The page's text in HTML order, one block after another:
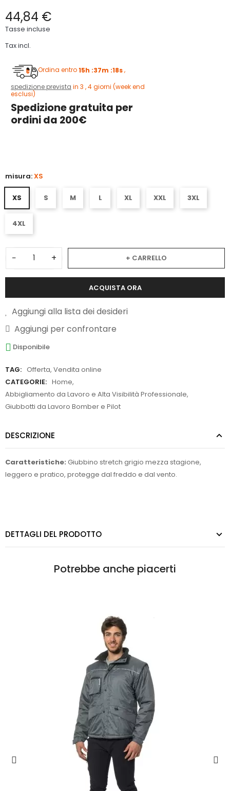
44,84 €
Tasse incluse
Tax incl.
Ordina entro15h :37m :17s,
spedizione prevista in 3 , 4 giorni (week end
esclusi)
Spedizione gratuita per
ordini da 200€
misura:XS
XS S M L XL XXL 3XL
4XL
− + + CARRELLO
ACQUISTA ORA
Aggiungi alla lista dei desideri
Aggiungi per confrontare
Disponibile
TAG: Offerta, Vendita online
CATEGORIE: Home,
Abbigliamento da Lavoro e Alta Visibilità Professionale,
Giubbotti da Lavoro Bomber e Pilot
DESCRIZIONE
Caratteristiche: Giubbino stretch grigio mezza stagione,
leggero e pratico, protegge dal freddo e dal vento.
DETTAGLI DEL PRODOTTO
Potrebbe anche piacerti